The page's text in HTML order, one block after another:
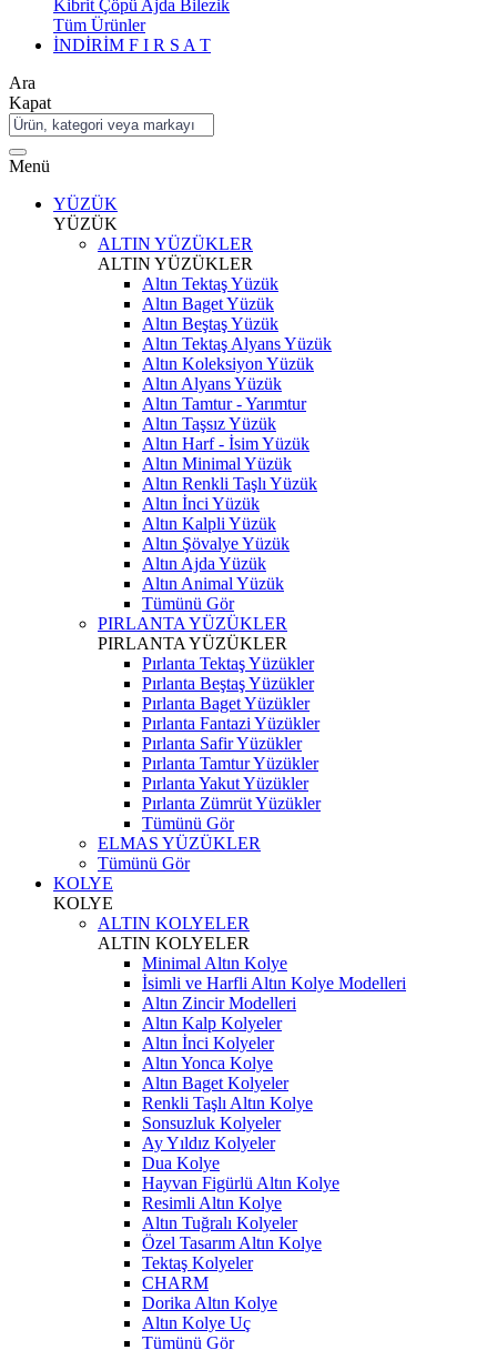
Kibrit Çöpü Ajda Bilezik
Tüm Ürünler
İNDİRİM F I R S A T
Ara
Kapat
Menü
YÜZÜK
YÜZÜK
ALTIN YÜZÜKLER
ALTIN YÜZÜKLER
Altın Tektaş Yüzük
Altın Baget Yüzük
Altın Beştaş Yüzük
Altın Tektaş Alyans Yüzük
Altın Koleksiyon Yüzük
Altın Alyans Yüzük
Altın Tamtur - Yarımtur
Altın Taşsız Yüzük
Altın Harf - İsim Yüzük
Altın Minimal Yüzük
Altın Renkli Taşlı Yüzük
Altın İnci Yüzük
Altın Kalpli Yüzük
Altın Şövalye Yüzük
Altın Ajda Yüzük
Altın Animal Yüzük
Tümünü Gör
PIRLANTA YÜZÜKLER
PIRLANTA YÜZÜKLER
Pırlanta Tektaş Yüzükler
Pırlanta Beştaş Yüzükler
Pırlanta Baget Yüzükler
Pırlanta Fantazi Yüzükler
Pırlanta Safir Yüzükler
Pırlanta Tamtur Yüzükler
Pırlanta Yakut Yüzükler
Pırlanta Zümrüt Yüzükler
Tümünü Gör
ELMAS YÜZÜKLER
Tümünü Gör
KOLYE
KOLYE
ALTIN KOLYELER
ALTIN KOLYELER
Minimal Altın Kolye
İsimli ve Harfli Altın Kolye Modelleri
Altın Zincir Modelleri
Altın Kalp Kolyeler
Altın İnci Kolyeler
Altın Yonca Kolye
Altın Baget Kolyeler
Renkli Taşlı Altın Kolye
Sonsuzluk Kolyeler
Ay Yıldız Kolyeler
Dua Kolye
Hayvan Figürlü Altın Kolye
Resimli Altın Kolye
Altın Tuğralı Kolyeler
Özel Tasarım Altın Kolye
Tektaş Kolyeler
CHARM
Dorika Altın Kolye
Altın Kolye Uç
Tümünü Gör